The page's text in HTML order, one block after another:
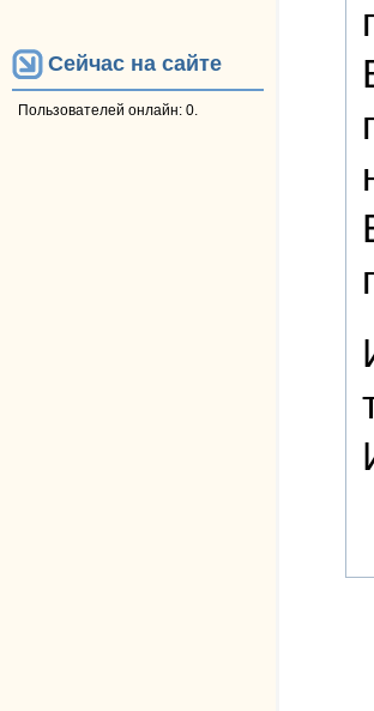
Сейчас на сайте
Пользователей онлайн: 0.